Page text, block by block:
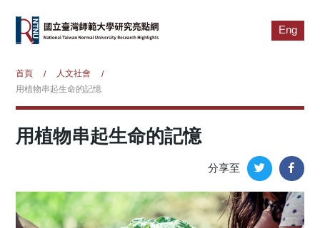
Eng
首頁 / 人文社會
/
用植物串起生命的記憶
用植物串起生命的記憶
分享至